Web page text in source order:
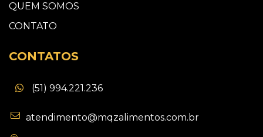
QUEM SOMOS
CONTATO
CONTATOS
(51) 994.221.236
atendimento@mqzalimentos.com.br